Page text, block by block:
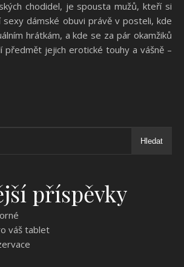
chodidel, je spousta mužů, kteří si
sexy dámské obuvi právě v posteli, kde
hrátkám, a kde se za pár okamžiků
předmět jejich erotické touhy a vášně –
Hledat
příspěvky
váš tablet